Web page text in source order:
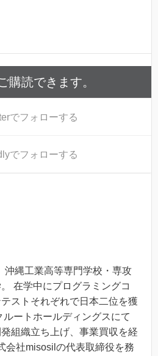
購読できます。
でフォローする
でフォローする
沖縄工業高等専門学校・専攻
在学中にプログラミングコ
ストそれぞれで日本二位を獲
ートホールディングスにて
組織立ち上げ、事業買収を経
会社misosilの代表取締役を務